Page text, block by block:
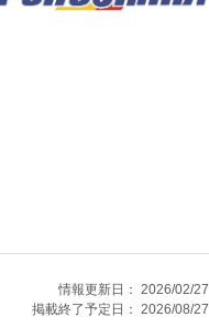
情報更新日： 2026/02/27
掲載終了予定日： 2026/08/27